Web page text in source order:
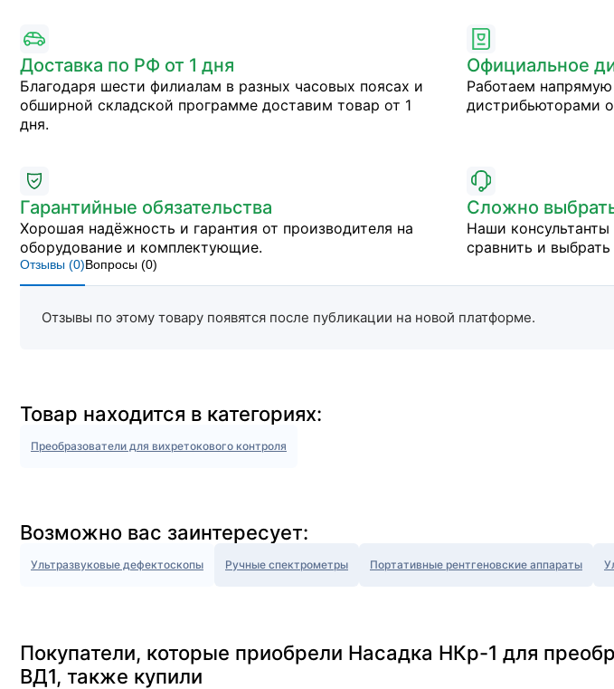
Доставка по РФ от 1 дня
Благодаря шести филиалам в разных часовых поясах и
обширной складской программе доставим товар от 1
дня.
Официальное
Работаем
дистрибьюторами
Гарантийные обязательства
Хорошая надёжность и гарантия от производителя на
оборудование и комплектующие.
Сложно
Наши консультанты
сравнить и
Отзывы (0)Вопросы (0)
Отзывы по этому товару появятся после публикации на новой платформе.
Товар находится в категориях:
Преобразователи для вихретокового контроля
Возможно вас заинтересует:
Ультразвуковые дефектоскопы Ручные спектрометры Портативные рентгеновские аппараты
Покупатели, которые приобрели Насадка НКр-1 для
ВД1, также купили